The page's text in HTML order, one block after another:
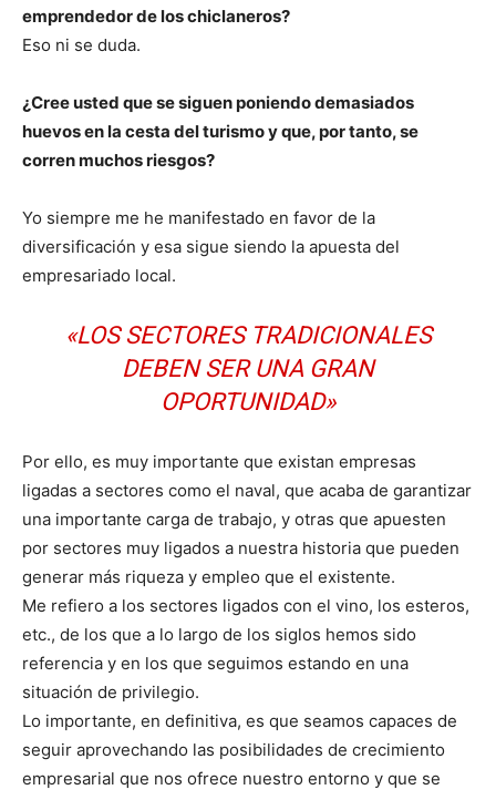
emprendedor de los chiclaneros?
Eso ni se duda.
¿Cree usted que se siguen poniendo demasiados
huevos en la cesta del turismo y que, por tanto, se
corren muchos riesgos?
Yo siempre me he manifestado en favor de la
diversificación y esa sigue siendo la apuesta del
empresariado local.
«LOS SECTORES TRADICIONALES
DEBEN SER UNA GRAN
OPORTUNIDAD»
Por ello, es muy importante que existan empresas
ligadas a sectores como el naval, que acaba de garantizar
una importante carga de trabajo, y otras que apuesten
por sectores muy ligados a nuestra historia que pueden
generar más riqueza y empleo que el existente.
Me refiero a los sectores ligados con el vino, los esteros,
etc., de los que a lo largo de los siglos hemos sido
referencia y en los que seguimos estando en una
situación de privilegio.
Lo importante, en definitiva, es que seamos capaces de
seguir aprovechando las posibilidades de crecimiento
empresarial que nos ofrece nuestro entorno y que se